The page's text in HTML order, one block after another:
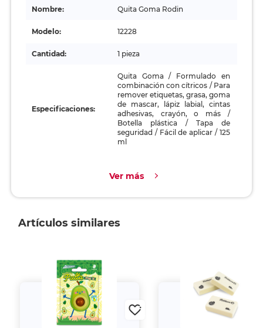
Nombre: Quita Goma Rodin
Modelo: 12228
Cantidad: 1 pieza
Especificaciones:
Quita Goma / Formulado en
combinación con cítricos / Para
remover etiquetas, grasa, goma
de mascar, lápiz labial, cintas
adhesivas, crayón, o más /
Botella plástica / Tapa de
seguridad / Fácil de aplicar / 125
ml
Ver más
Artículos similares